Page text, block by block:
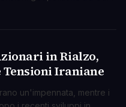
in Rialzo,
Iraniane
un'impennata, mentre i